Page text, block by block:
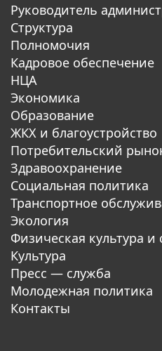
Руководитель
Структура
Полномочия
Кадровое обеспечение
НЦА
Экономика
Образование
ЖКХ и благоустройство
Потребительский
Здравоохранение
Социальная политика
Транспортное
Экология
Физическая культура и
Культура
Пресс — служба
Молодежная политика
Контакты